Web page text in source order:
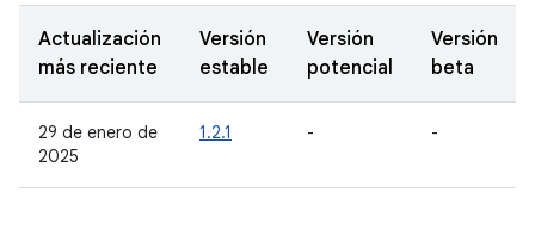
Actualización
más reciente
Versión
estable
Versión
potencial
Versión
beta
29 de enero de
2025
1.2.1 - -